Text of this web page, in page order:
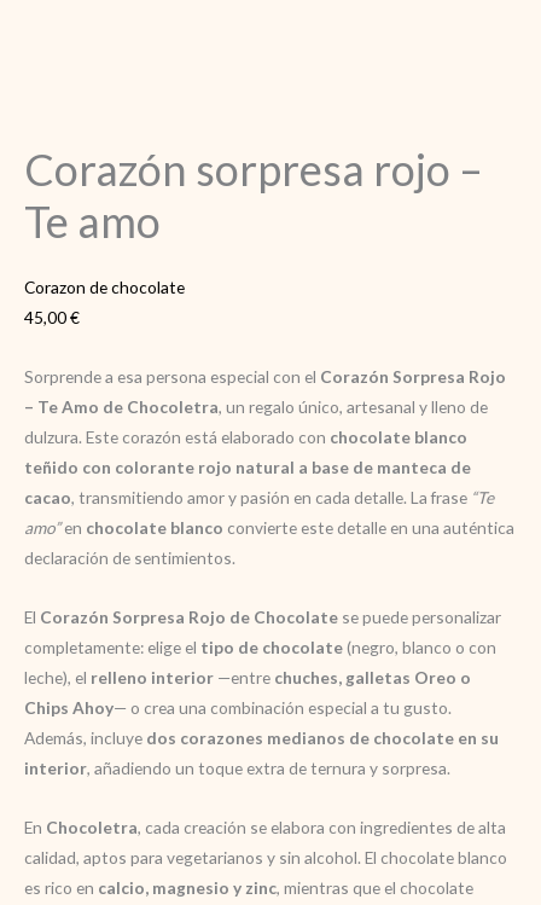
Corazón sorpresa rojo –
Te amo
Corazon de chocolate
45,00€
Sorprende a esa persona especial con el Corazón Sorpresa Rojo
– Te Amo de Chocoletra, un regalo único, artesanal y lleno de
dulzura. Este corazón está elaborado con chocolate blanco
teñido con colorante rojo natural a base de manteca de
cacao, transmitiendo amor y pasión en cada detalle. La frase “Te
amo”en chocolate blanco convierte este detalle en una auténtica
declaración de sentimientos.
El Corazón Sorpresa Rojo de Chocolate se puede personalizar
completamente: elige el tipo de chocolate(negro, blanco o con
leche), el relleno interior —entre chuches, galletas Oreo o
Chips Ahoy— o crea una combinación especial a tu gusto.
Además, incluye dos corazones medianos de chocolate en su
interior, añadiendo un toque extra de ternura y sorpresa.
En Chocoletra, cada creación se elabora con ingredientes de alta
calidad, aptos para vegetarianos y sin alcohol. El chocolate blanco
es rico en calcio, magnesio y zinc, mientras que el chocolate